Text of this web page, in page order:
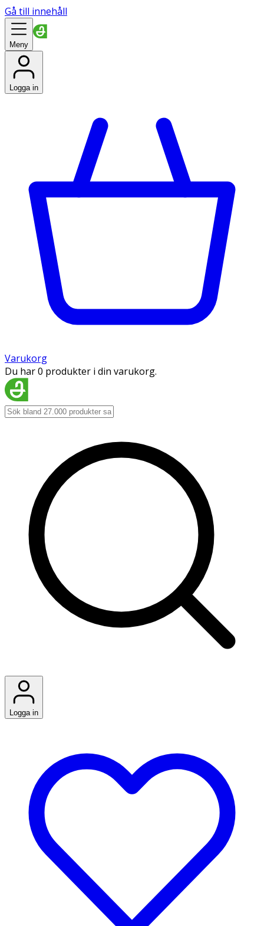
Gå till innehåll
Meny
Logga in
Varukorg
Du har 0 produkter i din varukorg.
Logga in